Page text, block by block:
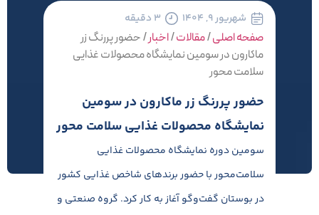
شهریور ۹, ۱۴۰۴ 3 دقیقه
صفحه اصلی/مقالات/اخبار/حضور پررنگ زر
ماکارون در سومین نمایشگاه محصولات غذایی
سلامت محور
حضور پررنگ زر ماکارون در سومین
نمایشگاه محصولات غذایی سلامت محور
سومین دوره نمایشگاه محصولات غذایی
سلامت‌محور با حضور برندهای شاخص غذایی کشور
در بوستان گفت‌وگو آغاز به کار کرد. گروه صنعتی و‌